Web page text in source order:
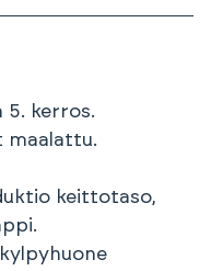
5. kerros.
maalattu.
keittotaso,